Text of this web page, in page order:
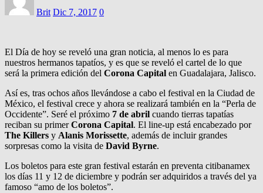
Brit Dic 7, 2017 0
El Día de hoy se reveló una gran noticia, al menos lo es para
nuestros hermanos tapatíos, y es que se reveló el cartel de lo que
será la primera edición del Corona Capital en Guadalajara, Jalisco.
Así es, tras ochos años llevándose a cabo el festival en la Ciudad de
México, el festival crece y ahora se realizará también en la “Perla de
Occidente”. Seré el próximo 7 de abril cuando tierras tapatías
reciban su primerCorona Capital. El line-up está encabezado por
The Killers y Alanis Morissette, además de incluir grandes
sorpresas como la visita de David Byrne.
Los boletos para este gran festival estarán en preventa citibanamex
los días 11 y 12 de diciembre y podrán ser adquiridos a través del ya
famoso “amo de los boletos”.